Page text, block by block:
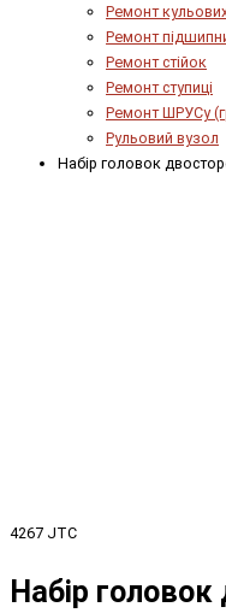
Ремонт
Ремонт
Ремонт стійок
Ремонт ступиці
Ремонт ШРУСу
Рульовий вузол
Набір головок
4267 JTC
Набір